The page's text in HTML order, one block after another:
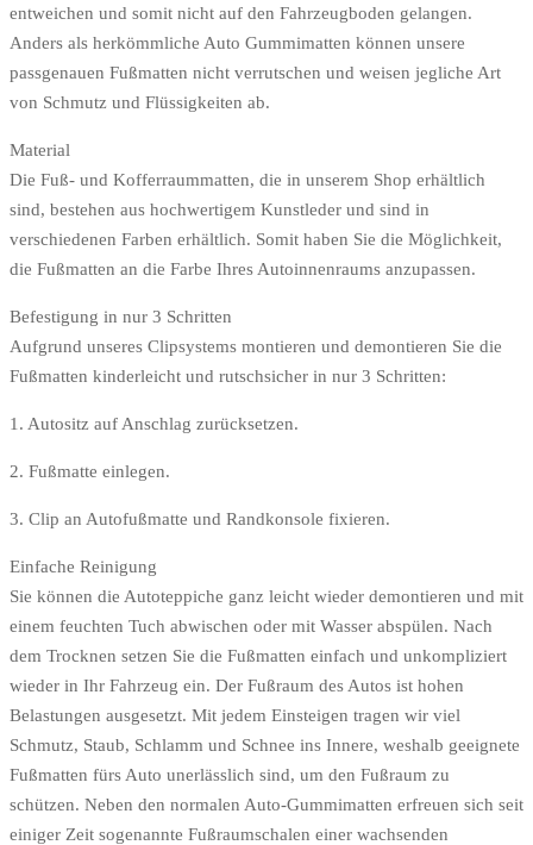
entweichen und somit nicht auf den Fahrzeugboden gelangen.
Anders als herkömmliche Auto Gummimatten können unsere
passgenauen Fußmatten nicht verrutschen und weisen jegliche Art
von Schmutz und Flüssigkeiten ab.
Material
Die Fuß- und Kofferraummatten, die in unserem Shop erhältlich
sind, bestehen aus hochwertigem Kunstleder und sind in
verschiedenen Farben erhältlich. Somit haben Sie die Möglichkeit,
die Fußmatten an die Farbe Ihres Autoinnenraums anzupassen.
Befestigung in nur 3 Schritten
Aufgrund unseres Clipsystems montieren und demontieren Sie die
Fußmatten kinderleicht und rutschsicher in nur 3 Schritten:
1. Autositz auf Anschlag zurücksetzen.
2. Fußmatte einlegen.
3. Clip an Autofußmatte und Randkonsole fixieren.
Einfache Reinigung
Sie können die Autoteppiche ganz leicht wieder demontieren und mit
einem feuchten Tuch abwischen oder mit Wasser abspülen. Nach
dem Trocknen setzen Sie die Fußmatten einfach und unkompliziert
wieder in Ihr Fahrzeug ein. Der Fußraum des Autos ist hohen
Belastungen ausgesetzt. Mit jedem Einsteigen tragen wir viel
Schmutz, Staub, Schlamm und Schnee ins Innere, weshalb geeignete
Fußmatten fürs Auto unerlässlich sind, um den Fußraum zu
schützen. Neben den normalen Auto-Gummimatten erfreuen sich seit
einiger Zeit sogenannte Fußraumschalen einer wachsenden